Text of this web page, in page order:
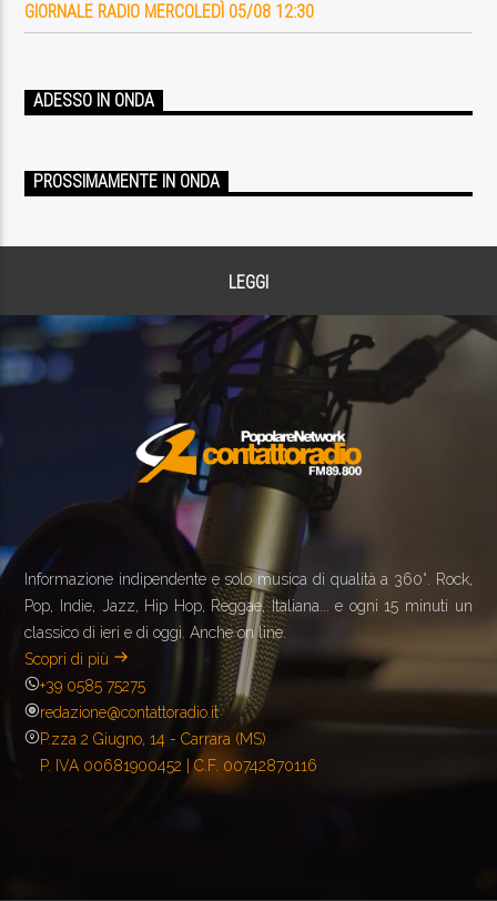
GIORNALE RADIO MERCOLEDÌ 05/08 12:30
ADESSO IN ONDA
PROSSIMAMENTE IN ONDA
LEGGI
Informazione indipendente e solo musica di qualità a 360°. Rock,
Pop, Indie, Jazz, Hip Hop, Reggae, Italiana... e ogni 15 minuti un
classico di ieri e di oggi. Anche on line.
Scopri di più
+39 0585 75275
redazione@contattoradio.it
P.zza 2 Giugno, 14 - Carrara (MS)
P. IVA 00681900452 | C.F. 00742870116